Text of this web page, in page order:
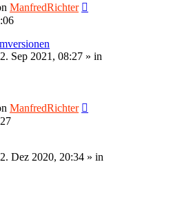
ManfredRichter
Sep 2021, 08:27 » in
ManfredRichter
Dez 2020, 20:34 » in